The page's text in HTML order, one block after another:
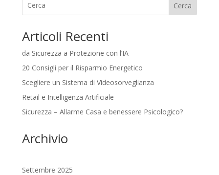
Cerca
Articoli Recenti
da Sicurezza a Protezione con l’IA
20 Consigli per il Risparmio Energetico
Scegliere un Sistema di Videosorveglianza
Retail e Intelligenza Artificiale
Sicurezza – Allarme Casa e benessere Psicologico?
Archivio
Settembre 2025